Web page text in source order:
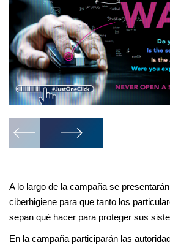
A lo largo de la campaña se
ciberhigiene para que tanto los
sepan qué hacer para proteger sus
En la campaña participarán las